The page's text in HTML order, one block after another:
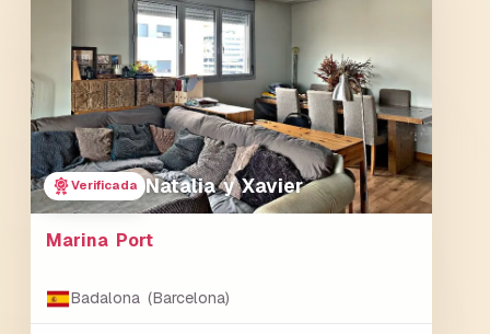
Verificada Natalia y Xavier
Marina Port
Badalona (Barcelona)